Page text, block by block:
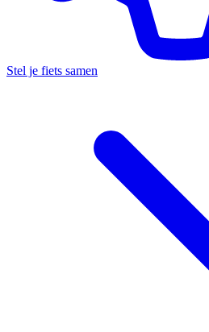
Stel je fiets samen